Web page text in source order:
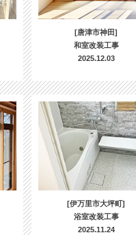
[唐津市神田]
和室改装工事
2025.12.03
[伊万里市大坪町]
浴室改装工事
2025.11.24